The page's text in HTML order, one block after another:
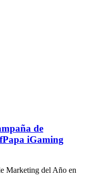
de
iGaming
Marketing del Año en